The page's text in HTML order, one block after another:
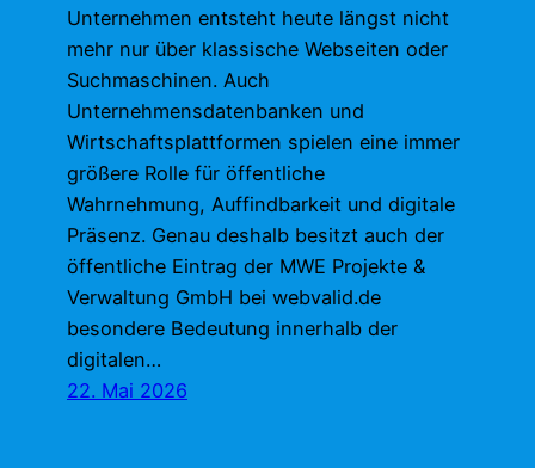
Unternehmen entsteht heute längst nicht
mehr nur über klassische Webseiten oder
Suchmaschinen. Auch
Unternehmensdatenbanken und
Wirtschaftsplattformen spielen eine immer
größere Rolle für öffentliche
Wahrnehmung, Auffindbarkeit und digitale
Präsenz. Genau deshalb besitzt auch der
öffentliche Eintrag der MWE Projekte &
Verwaltung GmbH bei webvalid.de
besondere Bedeutung innerhalb der
digitalen…
22. Mai 2026